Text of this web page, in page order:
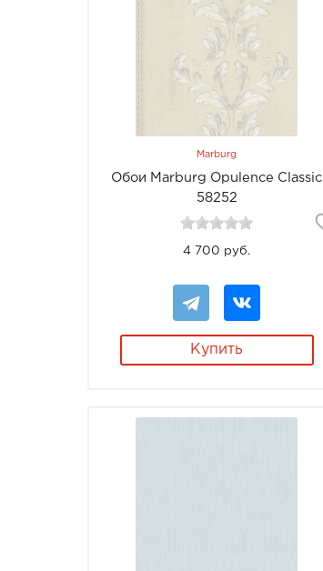
Marburg
Обои Marburg Opulence Classic
58252
4 700 руб.
Купить